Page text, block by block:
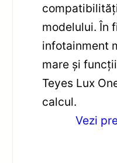
modelului. În
infotainment
mare și
Teyes Lux
calcul.
Vezi